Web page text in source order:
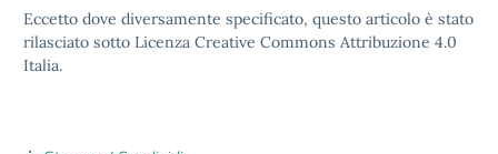
Eccetto dove diversamente specificato, questo articolo è stato
rilasciato sotto Licenza Creative Commons Attribuzione 4.0
Italia.